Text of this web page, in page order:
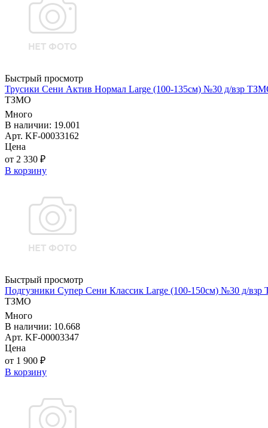
Быстрый просмотр
Трусики Сени Актив Нормал Large (100-135см) №30 д/взр
ТЗМО
Много
В наличии: 19.001
Арт. KF-00033162
Цена
от 2 330 ₽
В корзину
Быстрый просмотр
Подгузники Супер Сени Классик Large (100-150см) №30 д/
ТЗМО
Много
В наличии: 10.668
Арт. KF-00003347
Цена
от 1 900 ₽
В корзину